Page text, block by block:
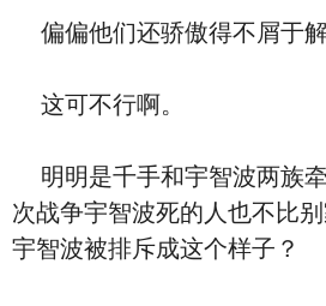
偏偏他们还骄傲得不屑于解
这可不行啊。
明明是千手和宇智波两族
次战争宇智波死的人也不比
宇智波被排斥成这个样子？